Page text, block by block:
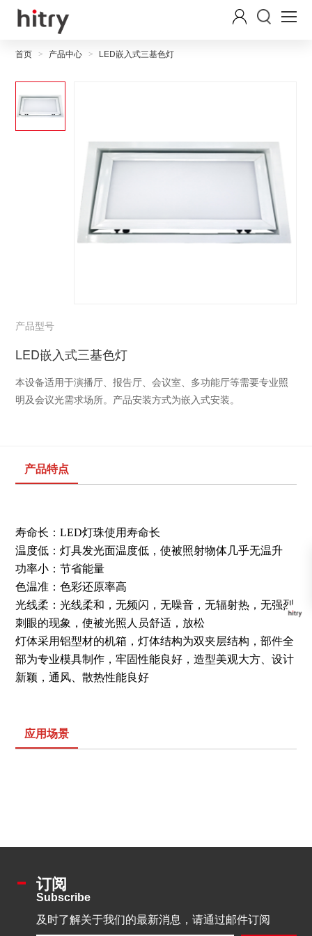
首页 > 产品中心 > LED嵌入式三基色灯
产品型号
LED嵌入式三基色灯
本设备适用于演播厅、报告厅、会议室、多功能厅等需要专业照
明及会议光需求场所。产品安装方式为嵌入式安装。
产品特点
寿命长：LED灯珠使用寿命长
温度低：灯具发光面温度低，使被照射物体几乎无温升
功率小：节省能量
色温准：色彩还原率高
光线柔：光线柔和，无频闪，无噪音，无辐射热，无强烈
刺眼的现象，使被光照人员舒适，放松
灯体采用铝型材的机箱，灯体结构为双夹层结构，部件全
部为专业模具制作，牢固性能良好，造型美观大方、设计
新颖，通风、散热性能良好
应用场景
订阅
Subscribe
及时了解关于我们的最新消息，请通过邮件订阅